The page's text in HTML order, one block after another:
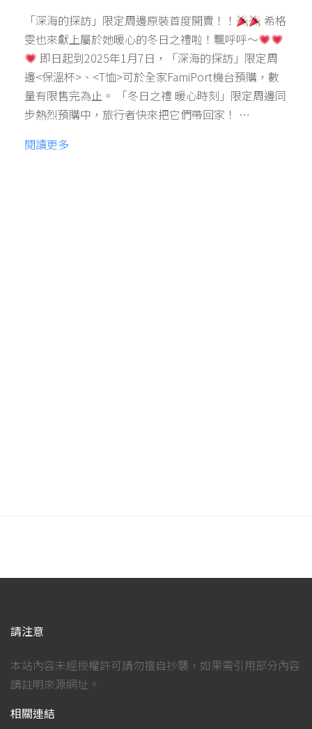
「深海的探訪」限定周邊原裝首度開賣！！
希格
雯也來獻上屬於她暖心的冬日之禮啦！飄呼呼～
即日起到2025年1月7日，「深海的探訪」限定周
邊<保溫杯>、<T恤>可於全家FamiPort機台預購，數
量有限售完為止。 「冬日之禮 暖心時刻」限定周邊同
步熱烈預購中，旅行者快來把它們帶回家！ …
閱讀更多
請注意
本站內容未經授權許可請勿擅自抄襲，如果需引用部分內容
請註明來源網址。
相關連結